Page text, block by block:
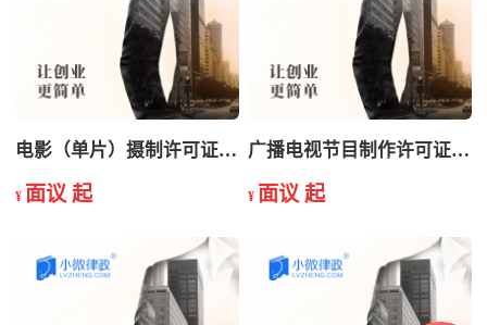
电影（单片）摄制许可证注销
¥ 面议 起
广播电视节目制作许可证变更
¥ 面议 起